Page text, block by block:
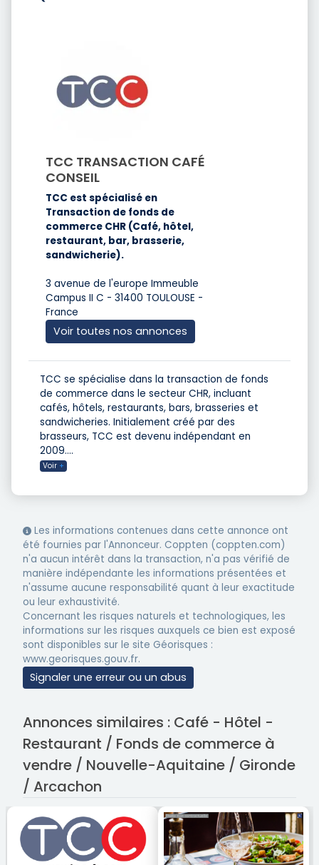
TCC TRANSACTION CAFÉ
CONSEIL
TCC est spécialisé en
Transaction de fonds de
commerce CHR (Café, hôtel,
restaurant, bar, brasserie,
sandwicherie).
3 avenue de l'europe Immeuble
Campus II C - 31400 TOULOUSE -
France
Voir toutes nos annonces
TCC se spécialise dans la transaction de fonds
de commerce dans le secteur CHR, incluant
cafés, hôtels, restaurants, bars, brasseries et
sandwicheries. Initialement créé par des
brasseurs, TCC est devenu indépendant en
2009....
Voir +
Les informations contenues dans cette annonce ont
été fournies par l'Annonceur. Coppten (coppten.com)
n'a aucun intérêt dans la transaction, n'a pas vérifié de
manière indépendante les informations présentées et
n'assume aucune responsabilité quant à leur exactitude
ou leur exhaustivité.
Concernant les risques naturels et technologiques, les
informations sur les risques auxquels ce bien est exposé
sont disponibles sur le site Géorisques :
www.georisques.gouv.fr.
Signaler une erreur ou un abus
Annonces similaires : Café - Hôtel -
Restaurant / Fonds de commerce à
vendre / Nouvelle-Aquitaine / Gironde
/ Arcachon